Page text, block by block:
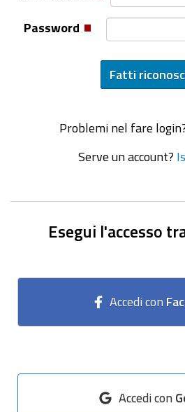
Password
Problemi nel fare
Serve un account?
Esegui l'accesso
Accedi con
Accedi con